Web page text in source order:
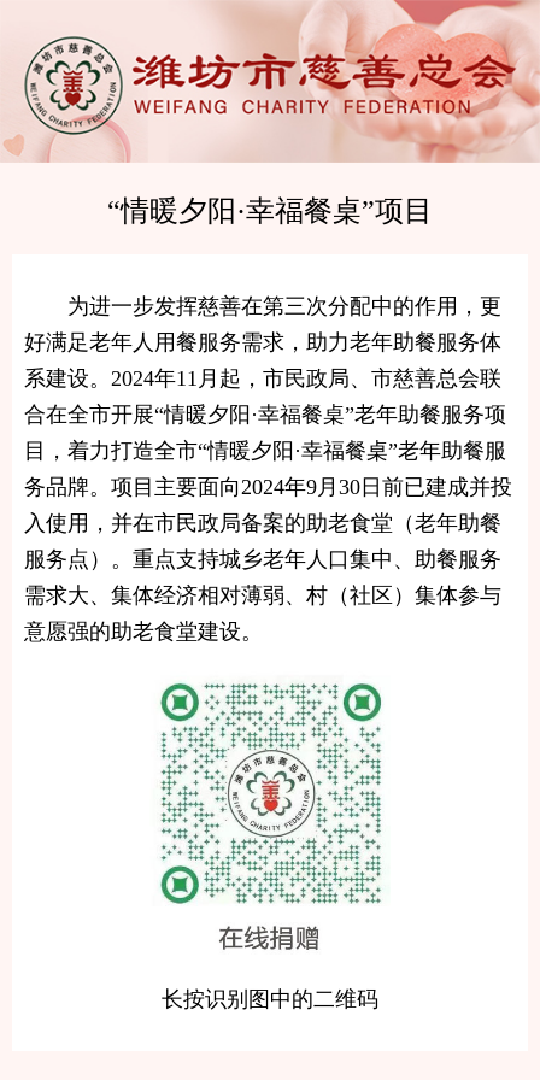
“情暖夕阳·幸福餐桌”项目
为进一步发挥慈善在第三次分配中的作用，更
好满足老年人用餐服务需求，助力老年助餐服务体
系建设。2024年11月起，市民政局、市慈善总会联
合在全市开展“情暖夕阳·幸福餐桌”老年助餐服务项
目，着力打造全市“情暖夕阳·幸福餐桌”老年助餐服
务品牌。项目主要面向2024年9月30日前已建成并投
入使用，并在市民政局备案的助老食堂（老年助餐
服务点）。重点支持城乡老年人口集中、助餐服务
需求大、集体经济相对薄弱、村（社区）集体参与
意愿强的助老食堂建设。
长按识别图中的二维码